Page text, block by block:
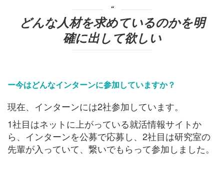
どんな人材を求めているのかを明
確に出して欲しい
ー今はどんなインターンに参加していますか？
現在、インターンには2社参加しています。
1社目はネットに上がっている就活情報サイトか
ら、インターンを公募で応募し、2社目は研究室の
先輩が入っていて、繋いでもらって参加しました。